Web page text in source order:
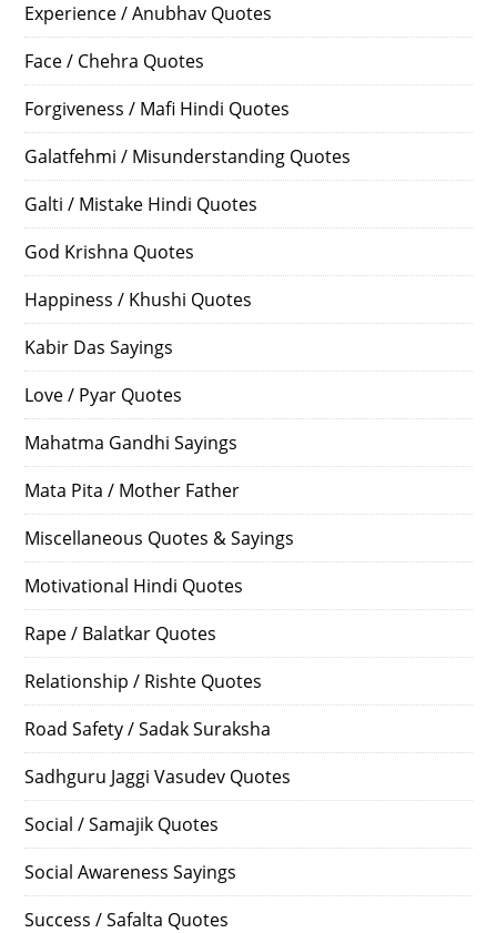
Experience / Anubhav Quotes
Face / Chehra Quotes
Forgiveness / Mafi Hindi Quotes
Galatfehmi / Misunderstanding Quotes
Galti / Mistake Hindi Quotes
God Krishna Quotes
Happiness / Khushi Quotes
Kabir Das Sayings
Love / Pyar Quotes
Mahatma Gandhi Sayings
Mata Pita / Mother Father
Miscellaneous Quotes & Sayings
Motivational Hindi Quotes
Rape / Balatkar Quotes
Relationship / Rishte Quotes
Road Safety / Sadak Suraksha
Sadhguru Jaggi Vasudev Quotes
Social / Samajik Quotes
Social Awareness Sayings
Success / Safalta Quotes